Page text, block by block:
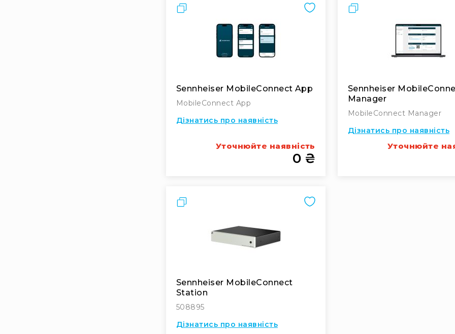
Порівняти
Sennheiser MobileConnect App
MobileConnect App
Дізнатись про наявність
Уточнюйте наявність
0 ₴
Порівняти
Sennheiser
Manager
MobileConnect Manager
Дізнатись про наявність
Уточнюйте
Порівняти
Sennheiser MobileConnect
Station
508895
Дізнатись про наявність